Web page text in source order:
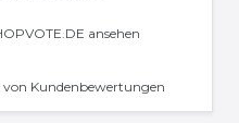
ansehen
Kundenbewertungen